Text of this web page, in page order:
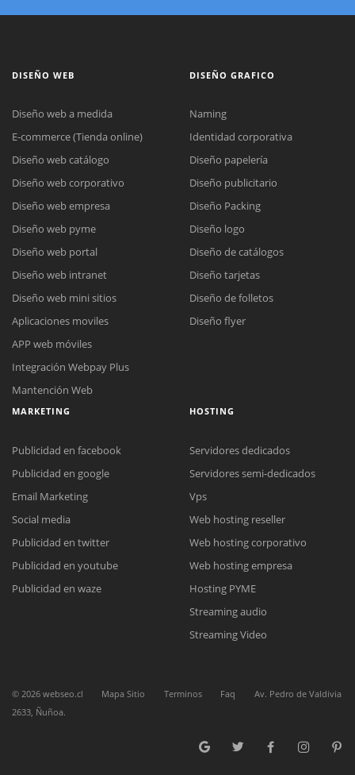
Reunión online
Nuestros ejecutivos le enviarán un correo electrónico con el enlace a
Cotización
Complete el formulario y nos contactaremos a la brevedad.
Chat Online
Todos nuestros ejecutivos están fuera de línea. Complete el formulario
para enviarnos un correo electrónico con sus datos personales.
DISEÑO WEB
Diseño web a medida
E-commerce (Tienda online)
Diseño web catálogo
Diseño web corporativo
Diseño web empresa
Diseño web pyme
Diseño web portal
Diseño web intranet
Diseño web mini sitios
Aplicaciones moviles
APP web móviles
Integración Webpay Plus
Mantención Web
DISEÑO GRAFICO
Naming
Identidad corporativa
Diseño papelería
Diseño publicitario
Diseño Packing
Diseño logo
Diseño de catálogos
Diseño tarjetas
Diseño de folletos
Diseño flyer
MARKETING
Publicidad en facebook
Publicidad en google
Email Marketing
Social media
Publicidad en twitter
Publicidad en youtube
Publicidad en waze
HOSTING
Servidores dedicados
Servidores semi-dedicados
Vps
Web hosting reseller
Web hosting corporativo
Web hosting empresa
Hosting PYME
Streaming audio
Streaming Video
© 2026 webseo.cl Mapa Sitio Terminos Faq
Av. Pedro de Valdivia
2633, Ñuñoa.